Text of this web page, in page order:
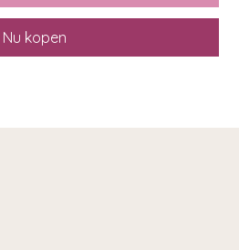
Nu kopen